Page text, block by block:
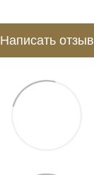
Написать отзыв